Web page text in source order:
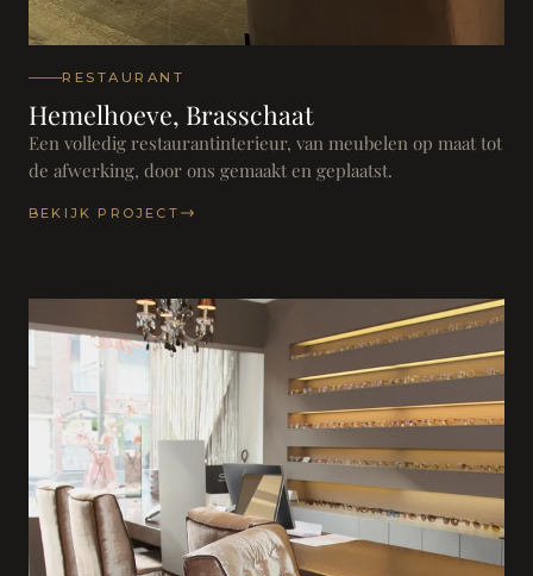
RESTAURANT
Hemelhoeve, Brasschaat
Een volledig restaurantinterieur, van meubelen op maat tot
de afwerking, door ons gemaakt en geplaatst.
BEKIJK PROJECT